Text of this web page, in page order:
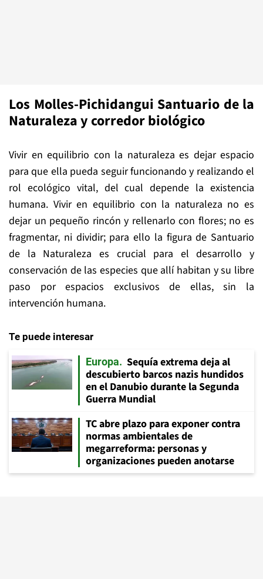
Los Molles-Pichidangui Santuario de la
Naturaleza y corredor biológico
Vivir en equilibrio con la naturaleza es dejar espacio
para que ella pueda seguir funcionando y realizando el
rol ecológico vital, del cual depende la existencia
humana. Vivir en equilibrio con la naturaleza no es
dejar un pequeño rincón y rellenarlo con flores; no es
fragmentar, ni dividir; para ello la figura de Santuario
de la Naturaleza es crucial para el desarrollo y
conservación de las especies que allí habitan y su libre
paso por espacios exclusivos de ellas, sin la
intervención humana.
Te puede interesar
Europa
Sequía extrema deja al
descubierto barcos nazis hundidos
en el Danubio durante la Segunda
Guerra Mundial
TC abre plazo para exponer contra
normas ambientales de
megarreforma: personas y
organizaciones pueden anotarse